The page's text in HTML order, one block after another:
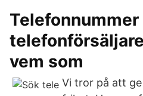
Telefonnummer
vem som
Vi tror på att